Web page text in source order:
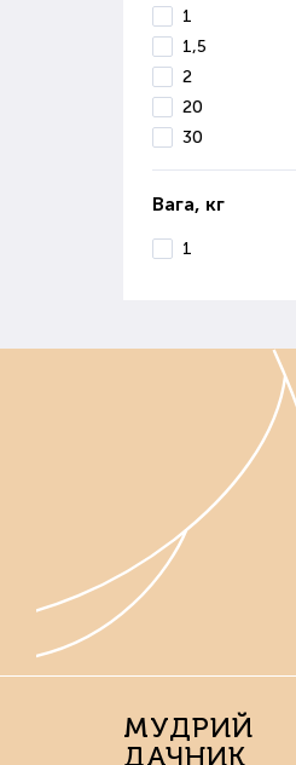
1
1,5
2
20
30
Вага, кг
1
МУДРИЙ
ДАЧНИК